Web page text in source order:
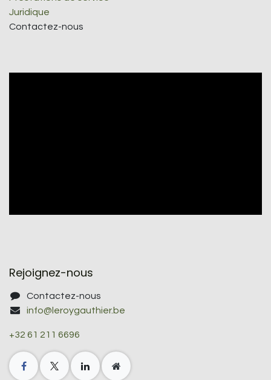
Juridique
Contactez-nous
Rejoignez-nous
Contactez-nous
info@leroygauthier.be
+32 61 211 6696